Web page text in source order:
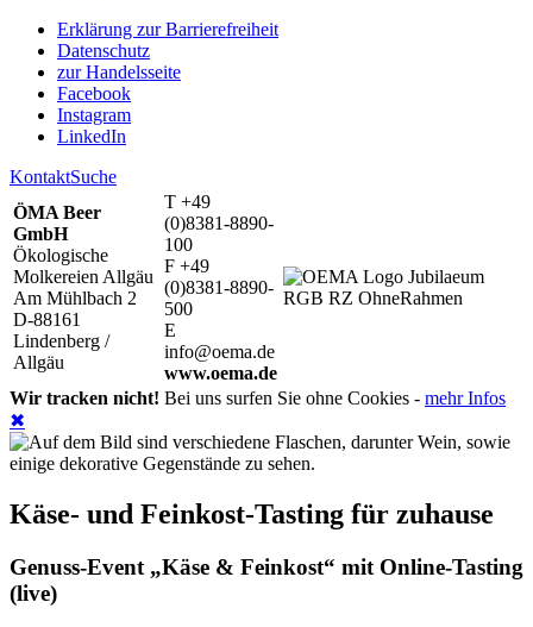
Erklärung zur Barrierefreiheit
Datenschutz
zur Handelsseite
Facebook
Instagram
LinkedIn
KontaktSuche
ÖMA Beer
GmbH
Ökologische
Molkereien Allgäu
Am Mühlbach 2
D-88161
Lindenberg /
Allgäu
T +49
(0)8381-8890-
100
F +49
(0)8381-8890-
500
E
info@oema.de
www.oema.de
Wir tracken nicht! Bei uns surfen Sie ohne Cookies - mehr Infos
✖
Käse- und Feinkost-Tasting für zuhause
Genuss-Event „Käse & Feinkost“ mit Online-Tasting
(live)